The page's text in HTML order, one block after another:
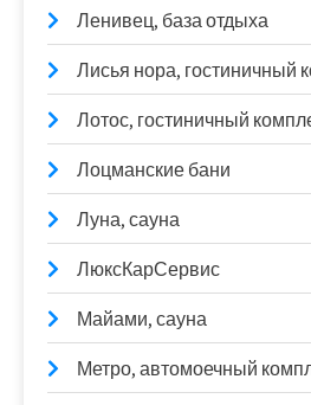
Ленивец, база отдыха
Лисья нора, гостиничный
Лотос, гостиничный
Лоцманские бани
Луна, сауна
ЛюксКарСервис
Майами, сауна
Метро, автомоечный